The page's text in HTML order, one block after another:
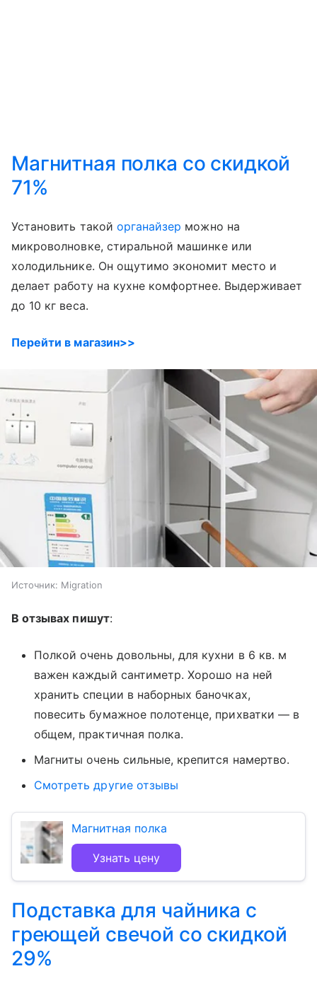
Магнитная полка со скидкой
71%
Установить такой органайзер можно на
микроволновке, стиральной машинке или
холодильнике. Он ощутимо экономит место и
делает работу на кухне комфортнее. Выдерживает
до 10 кг веса.
Перейти в магазин>>
Источник: Migration
В отзывах пишут:
Полкой очень довольны, для кухни в 6 кв. м
важен каждый сантиметр. Хорошо на ней
хранить специи в наборных баночках,
повесить бумажное полотенце, прихватки — в
общем, практичная полка.
Магниты очень сильные, крепится намертво.
Смотреть другие отзывы
Магнитная полка
Узнать цену
Подставка для чайника с
греющей свечой со скидкой
29%